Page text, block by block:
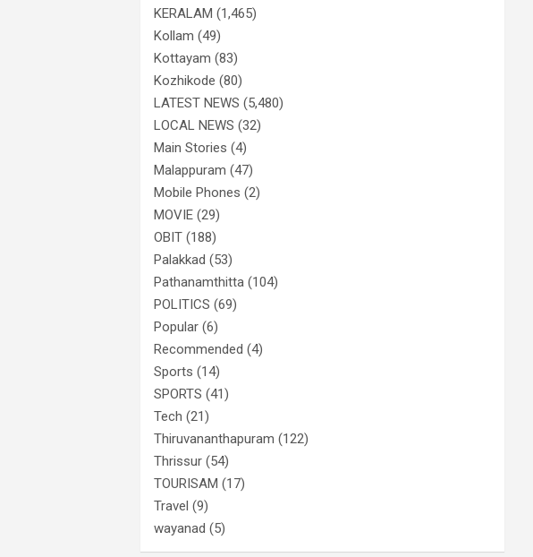
KERALAM (1,465)
Kollam (49)
Kottayam (83)
Kozhikode (80)
LATEST NEWS (5,480)
LOCAL NEWS (32)
Main Stories (4)
Malappuram (47)
Mobile Phones (2)
MOVIE (29)
OBIT (188)
Palakkad (53)
Pathanamthitta (104)
POLITICS (69)
Popular (6)
Recommended (4)
Sports (14)
SPORTS (41)
Tech (21)
Thiruvananthapuram (122)
Thrissur (54)
TOURISAM (17)
Travel (9)
wayanad (5)